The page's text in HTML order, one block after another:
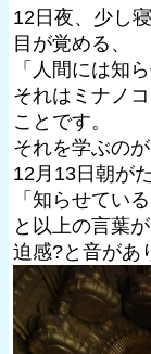
12日夜、少し
目が覚める、
「人間には知
それはミナノ
ことです。
それを学ぶの
12月13日朝が
「知らせてい
と以上の言葉
迫感?と音があ